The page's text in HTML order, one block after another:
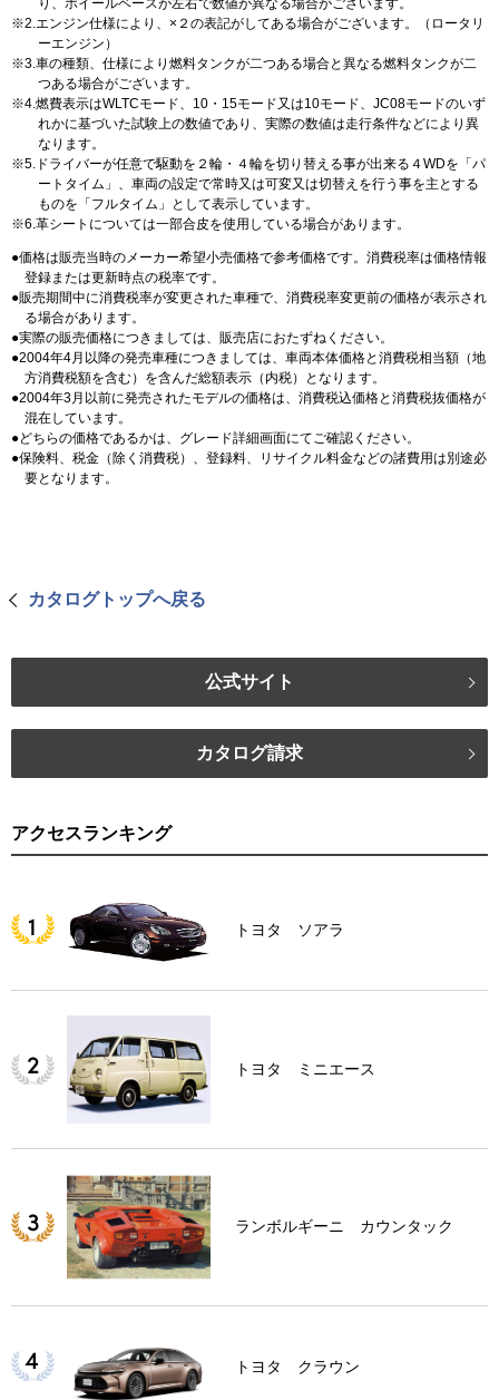
り、ホイールベースが左右で数値が異なる場合がございます。
2.エンジン仕様により、×２の表記がしてある場合がございます。（ロータリ
ーエンジン）
3.車の種類、仕様により燃料タンクが二つある場合と異なる燃料タンクが二
つある場合がございます。
4.燃費表示はWLTCモード、10・15モード又は10モード、JC08モードのいず
れかに基づいた試験上の数値であり、実際の数値は走行条件などにより異
なります。
5.ドライバーが任意で駆動を２輪・４輪を切り替える事が出来る４WDを「パ
ートタイム」、車両の設定で常時又は可変又は切替えを行う事を主とする
ものを「フルタイム」として表示しています。
6.革シートについては一部合皮を使用している場合があります。
価格は販売当時のメーカー希望小売価格で参考価格です。消費税率は価格情報
登録または更新時点の税率です。
販売期間中に消費税率が変更された車種で、消費税率変更前の価格が表示され
る場合があります。
実際の販売価格につきましては、販売店におたずねください。
2004年4月以降の発売車種につきましては、車両本体価格と消費税相当額（地
方消費税額を含む）を含んだ総額表示（内税）となります。
2004年3月以前に発売されたモデルの価格は、消費税込価格と消費税抜価格が
混在しています。
どちらの価格であるかは、グレード詳細画面にてご確認ください。
保険料、税金（除く消費税）、登録料、リサイクル料金などの諸費用は別途必
要となります。
カタログトップへ戻る
公式サイト
カタログ請求
アクセスランキング
トヨタ ソアラ
トヨタ ミニエース
ランボルギーニ カウンタック
トヨタ クラウン